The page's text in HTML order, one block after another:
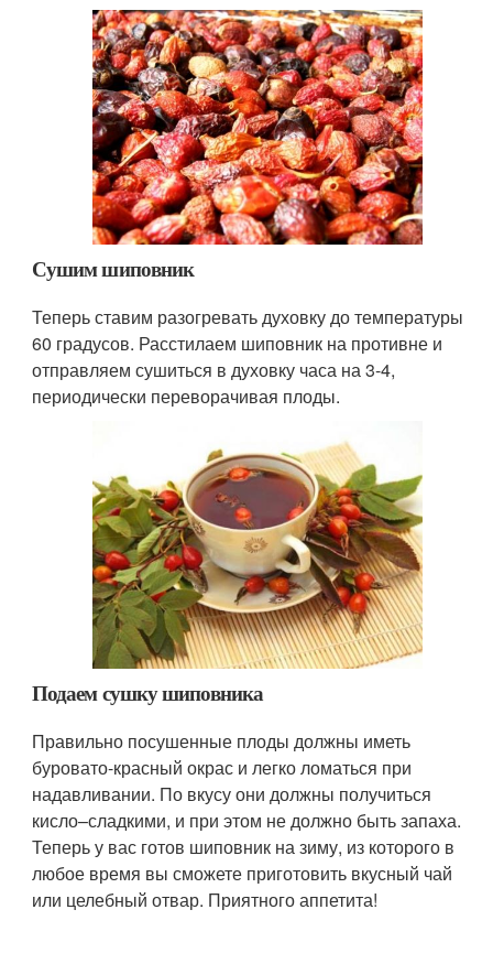
Сушим шиповник
Теперь ставим разогревать духовку до температуры
60 градусов. Расстилаем шиповник на противне и
отправляем сушиться в духовку часа на 3-4,
периодически переворачивая плоды.
Подаем сушку шиповника
Правильно посушенные плоды должны иметь
буровато-красный окрас и легко ломаться при
надавливании. По вкусу они должны получиться
кисло–сладкими, и при этом не должно быть запаха.
Теперь у вас готов шиповник на зиму, из которого в
любое время вы сможете приготовить вкусный чай
или целебный отвар. Приятного аппетита!